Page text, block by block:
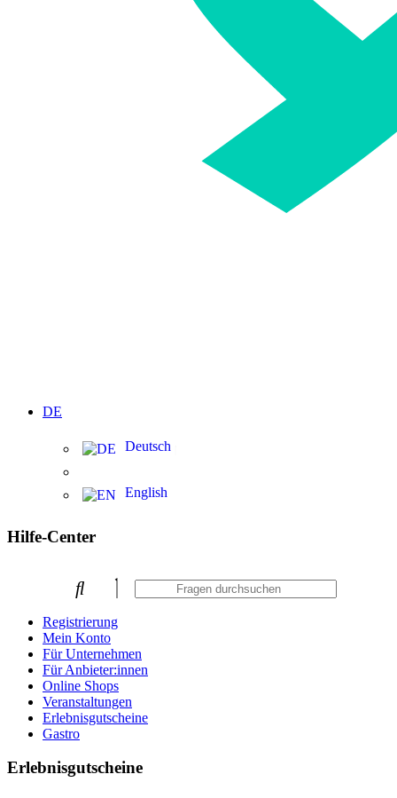
DE
Deutsch
English
Hilfe-Center
Registrierung
Mein Konto
Für Unternehmen
Für Anbieter:innen
Online Shops
Veranstaltungen
Erlebnisgutscheine
Gastro
Erlebnisgutscheine